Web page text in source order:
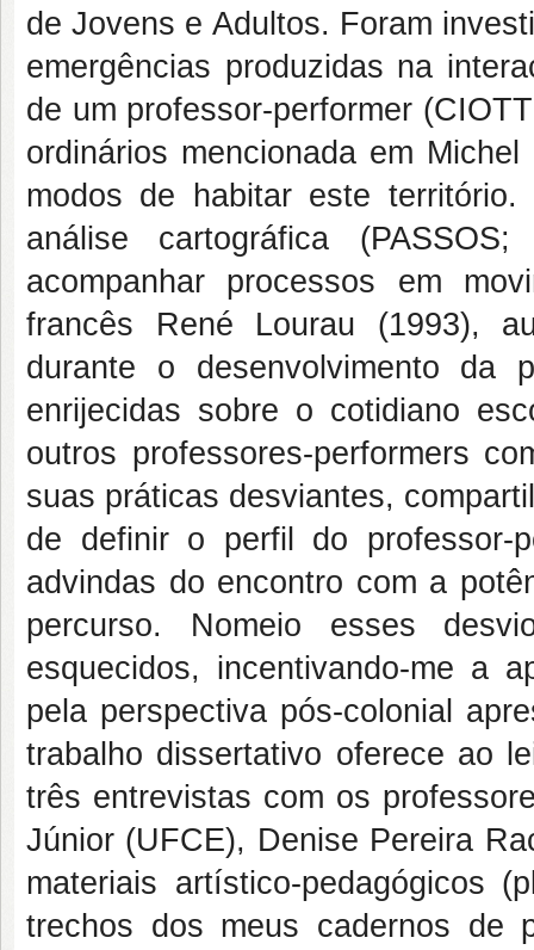
de Jovens e Adultos. Foram
emergências produzidas na
de um professor-performer
ordinários mencionada em
modos de habitar este território.
análise cartográfica
acompanhar processos em
francês René Lourau (1993),
durante o desenvolvimento da
enrijecidas sobre o cotidiano
outros professores-performers
suas práticas desviantes,
de definir o perfil do professor-
advindas do encontro com a
percurso. Nomeio esses
esquecidos, incentivando-me a
pela perspectiva pós-colonial
trabalho dissertativo oferece ao
três entrevistas com os
Júnior (UFCE), Denise Pereira
materiais artístico-pedagógicos
trechos dos meus cadernos de